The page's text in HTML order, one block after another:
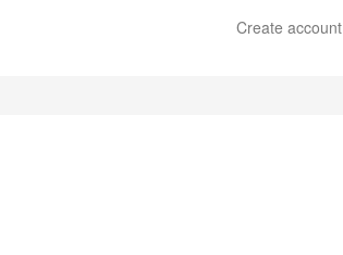
Create account